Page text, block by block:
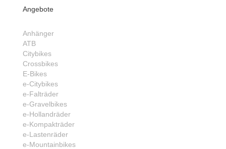
Angebote
Anhänger
ATB
Citybikes
Crossbikes
E-Bikes
e-Citybikes
e-Falträder
e-Gravelbikes
e-Hollandräder
e-Kompakträder
e-Lastenräder
e-Mountainbikes